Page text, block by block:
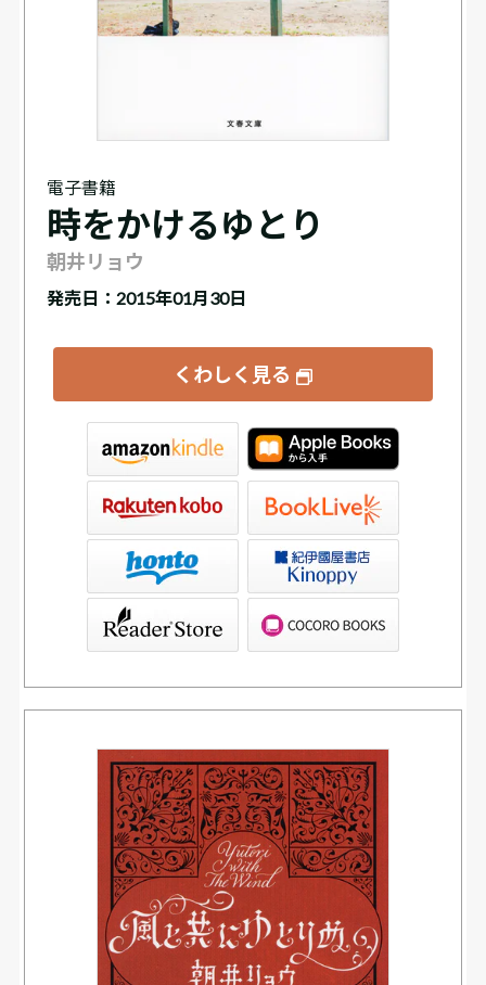
電子書籍
時をかけるゆとり
朝井リョウ
発売日：2015年01月30日
くわしく見る
STORE（SHARP）